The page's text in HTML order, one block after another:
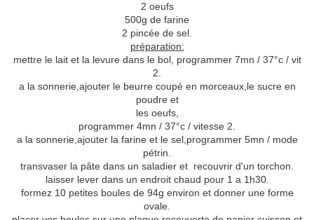
2 oeufs
500g de farine
2 pincée de sel.
préparation:
mettre le lait et la levure dans le bol, programmer 7mn / 37°c / vit
2.
a la sonnerie,ajouter le beurre coupé en morceaux,le sucre en
poudre et
les oeufs,
programmer 4mn / 37°c / vitesse 2.
a la sonnerie,ajouter la farine et le sel,programmer 5mn / mode
pétrin.
transvaser la pâte dans un saladier et recouvrir d'un torchon.
laisser lever dans un endroit chaud pour 1 a 1h30.
formez 10 petites boules de 94g environ et donner une forme
ovale.